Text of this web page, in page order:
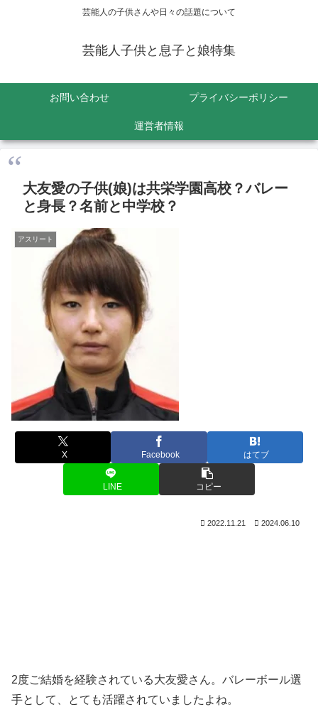
芸能人の子供さんや日々の話題について
芸能人子供と息子と娘特集
お問い合わせ プライバシーポリシー
運営者情報
大友愛の子供(娘)は共栄学園高校？バレー
と身長？名前と中学校？
アスリート
X Facebook はてブ
LINE コピー
2022.11.21 2024.06.10
2度ご結婚を経験されている大友愛さん。バレーボール選
手として、とても活躍されていましたよね。